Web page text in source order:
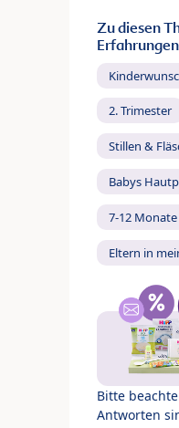
Zu diesen
2. Trimester
Stillen &
Babys
7-12 Monate
Eltern in
Bitte
Antworten